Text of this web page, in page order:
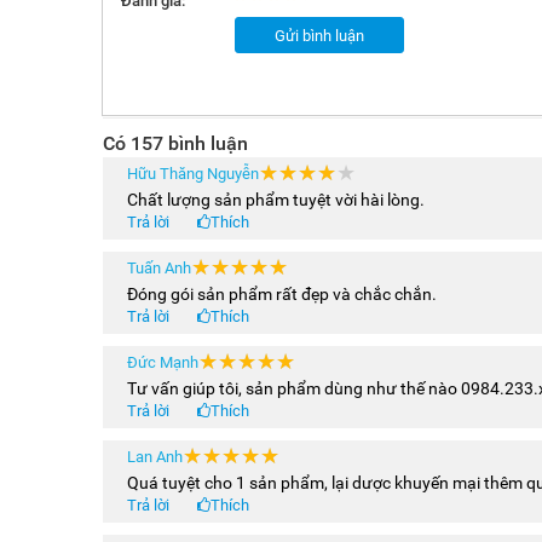
Lưu ý:
- Trục ván, bánh ván màu ngẫu nhiên theo thiết kế của
- Mặt nhám có họa tiết/chữ hoặc không có họa tiết/
Hãy nuôi dưỡng và theo đuổi đam mê đến cùng để
giải trí. Centosy đơn vị bán lẻ, sản xuất và phân phối
Để được tư vấn chi tiết và miễn phí về sản phẩm, hãy
Đừng bỏ qua những cập nhật mới nhất về thông tin
Gửi bình luận
Có 157 bình luận
Hữu Thăng Nguyễn★★★★★
★★★★★
Chất lượng sản phẩm tuyệt vời hài lòng.
Trả lời Thích
Tuấn Anh★★★★★
★★★★★
Đóng gói sản phẩm rất đẹp và chắc chắn.
Trả lời Thích
Đức Mạnh★★★★★
★★★★★
Tư vấn giúp tôi, sản phẩm dùng như thế nào
Trả lời Thích
Lan Anh★★★★★
★★★★★
Quá tuyệt cho 1 sản phẩm, lại dược khuyến mại thêm
Trả lời Thích